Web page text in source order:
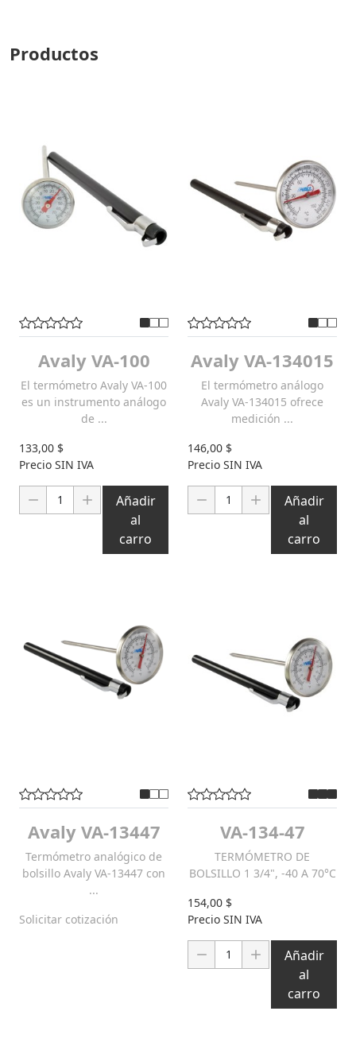
Productos
Avaly VA-100
El termómetro Avaly VA-100
es un instrumento análogo
de ...
133,00 $
Precio SIN IVA
Cantidad:
Añadir
al
carro
Avaly VA-134015
El termómetro análogo
Avaly VA-134015 ofrece
medición ...
146,00 $
Precio SIN IVA
Cantidad:
Añadir
al
carro
Avaly VA-13447
Termómetro analógico de
bolsillo Avaly VA-13447 con
...
Solicitar cotización
VA-134-47
TERMÓMETRO DE
BOLSILLO 1 3/4", -40 A 70°C
154,00 $
Precio SIN IVA
Cantidad:
Añadir
al
carro